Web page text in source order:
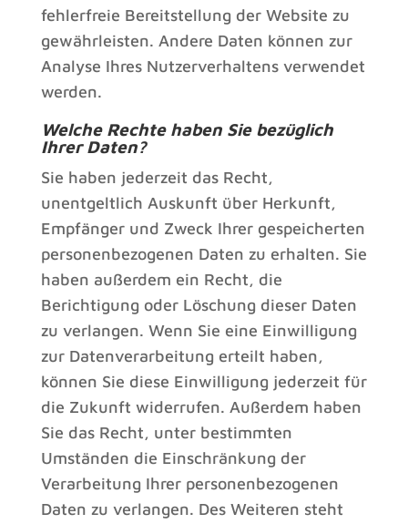
fehlerfreie Bereitstellung der Website zu
gewährleisten. Andere Daten können zur
Analyse Ihres Nutzerverhaltens verwendet
werden.
Welche Rechte haben Sie bezüglich
Ihrer Daten?
Sie haben jederzeit das Recht,
unentgeltlich Auskunft über Herkunft,
Empfänger und Zweck Ihrer gespeicherten
personenbezogenen Daten zu erhalten. Sie
haben außerdem ein Recht, die
Berichtigung oder Löschung dieser Daten
zu verlangen. Wenn Sie eine Einwilligung
zur Datenverarbeitung erteilt haben,
können Sie diese Einwilligung jederzeit für
die Zukunft widerrufen. Außerdem haben
Sie das Recht, unter bestimmten
Umständen die Einschränkung der
Verarbeitung Ihrer personenbezogenen
Daten zu verlangen. Des Weiteren steht